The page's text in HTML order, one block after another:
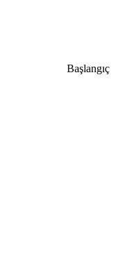
Başlangıç